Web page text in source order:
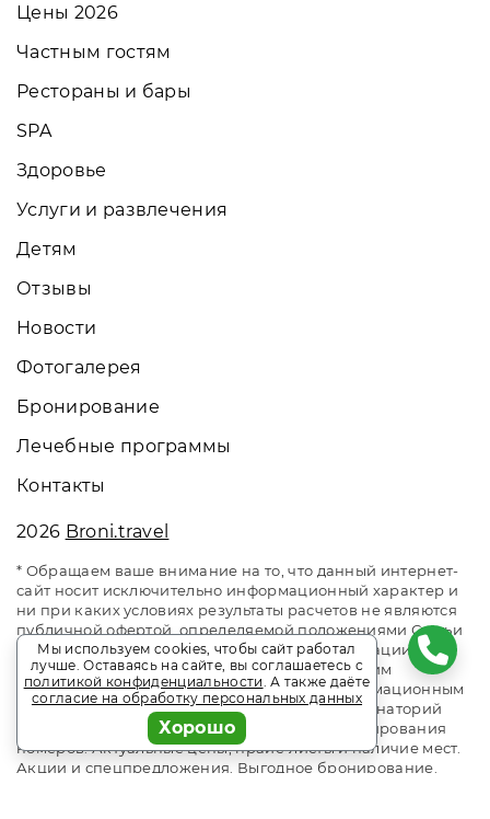
Цены 2026
Частным гостям
Рестораны и бары
SPA
Здоровье
Услуги и развлечения
Детям
Отзывы
Новости
Фотогалерея
Бронирование
Лечебные программы
Контакты
2026 Broni.travel
* Обращаем ваше внимание на то, что данный интернет-
сайт носит исключительно информационный характер и
ни при каких условиях результаты расчетов не являются
публичной офертой, определяемой положениями Статьи
437 Гражданского кодекса Российской Федерации. За
окончательным расчетом обращайтесь к нашим
менеджерам. Данный ресурс является информационным
сайтом сервиса бронирования Broni.travel. Санаторий
«им. Горького» Кисловодск. Сайт онлайн бронирования
номеров. Актуальные цены, прайс-листы и наличие мест.
Акции и спецпредложения. Выгодное бронирование.
Мы используем cookies, чтобы сайт работал
лучше. Оставаясь на сайте, вы соглашаетесь с
политикой конфиденциальности. А также даёте
согласие на обработку персональных данных
Хорошо